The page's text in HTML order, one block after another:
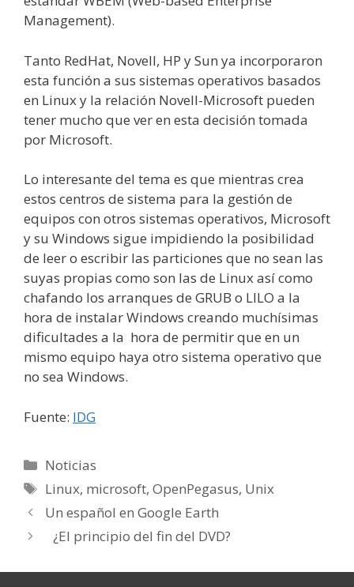
Management).
Tanto RedHat, Novell, HP y Sun ya incorporaron
esta función a sus sistemas operativos basados
en Linux y la relación Novell-Microsoft pueden
tener mucho que ver en esta decisión tomada
por Microsoft.
Lo interesante del tema es que mientras crea
estos centros de sistema para la gestión de
equipos con otros sistemas operativos, Microsoft
y su Windows sigue impidiendo la posibilidad
de leer o escribir las particiones que no sean las
suyas propias como son las de Linux así como
chafando los arranques de GRUB o LILO a la
hora de instalar Windows creando muchísimas
dificultades a la hora de permitir que en un
mismo equipo haya otro sistema operativo que
no sea Windows.
Fuente: IDG
Categorías
Noticias
Etiquetas
Linux, microsoft,OpenPegasus, Unix
Un español en Google Earth
¿El principio del fin del DVD?